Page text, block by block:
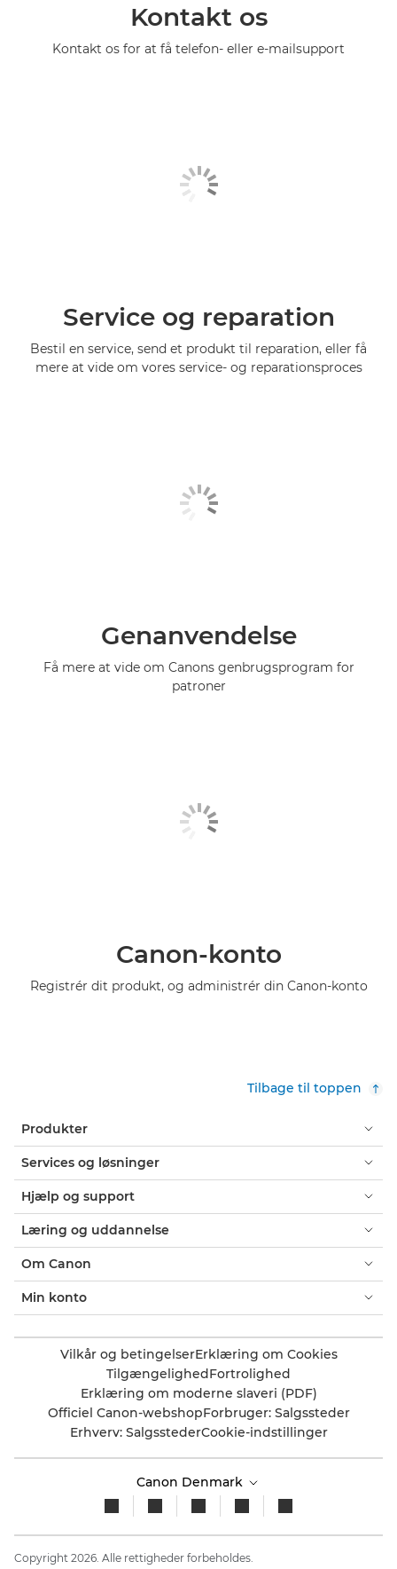
Kontakt os
Kontakt os for at få telefon- eller e-mailsupport
Service og reparation
Bestil en service, send et produkt til reparation, eller få
mere at vide om vores service- og reparationsproces
Genanvendelse
Få mere at vide om Canons genbrugsprogram for
patroner
Canon-konto
Registrér dit produkt, og administrér din Canon-konto
Tilbage til toppen
Produkter
Services og løsninger
Hjælp og support
Læring og uddannelse
Om Canon
Min konto
Vilkår og betingelserErklæring om Cookies
TilgængelighedFortrolighed
Erklæring om moderne slaveri (PDF)
Officiel Canon-webshopForbruger: Salgssteder
Erhverv: SalgsstederCookie-indstillinger
Canon Denmark
Copyright 2026. Alle rettigheder forbeholdes.